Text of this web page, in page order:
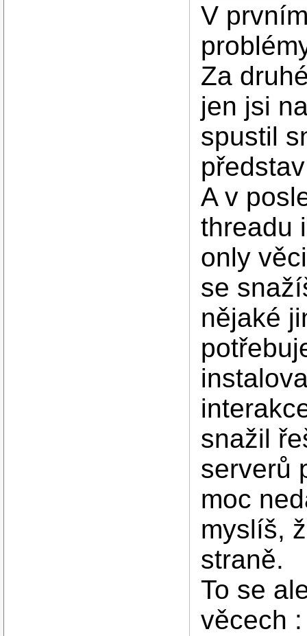
V
Za
jen jsi
spustil
A v
threadu
only
se
nějaké
snažil
serverů
moc
myslíš,
straně.
To se
věcech :